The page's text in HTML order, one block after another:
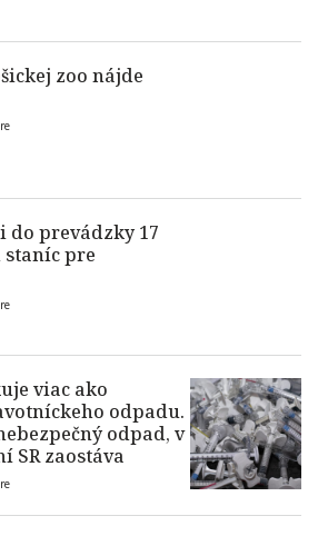
zoo nájde
do prevádzky 17
pre
viac ako
odpadu.
odpad, v
SR zaostáva